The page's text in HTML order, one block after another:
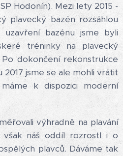
Hodonín). Mezi lety 2015 -
plavecký bazén rozsáhlou
bazénu jsme byli
tréninky na plavecký
dokončení rekonstrukce
jsme se ale mohli vrátit
k dispozici moderní
výhradně na plavání
náš oddíl rozrostl i o
plavců. Dáváme tak